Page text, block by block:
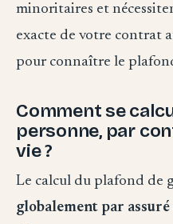
minoritaires et
exacte de votre contrat
pour connaître le
Comment se
personne, par
vie ?
Le calcul du plafond de
globalement par